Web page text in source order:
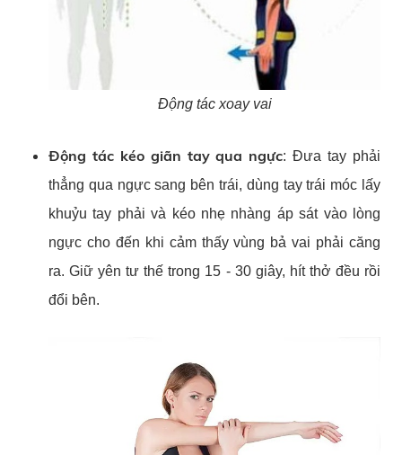
Động tác xoay vai
Động tác kéo giãn tay qua ngực: Đưa tay phải
thẳng qua ngực sang bên trái, dùng tay trái móc lấy
khuỷu tay phải và kéo nhẹ nhàng áp sát vào lòng
ngực cho đến khi cảm thấy vùng bả vai phải căng
ra. Giữ yên tư thế trong 15 - 30 giây, hít thở đều rồi
đổi bên.